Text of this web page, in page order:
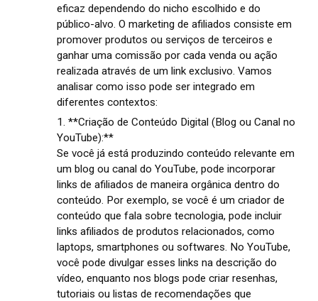
eficaz dependendo do nicho escolhido e do
público-alvo. O marketing de afiliados consiste em
promover produtos ou serviços de terceiros e
ganhar uma comissão por cada venda ou ação
realizada através de um link exclusivo. Vamos
analisar como isso pode ser integrado em
diferentes contextos:
1. **Criação de Conteúdo Digital (Blog ou Canal no
YouTube):**
Se você já está produzindo conteúdo relevante em
um blog ou canal do YouTube, pode incorporar
links de afiliados de maneira orgânica dentro do
conteúdo. Por exemplo, se você é um criador de
conteúdo que fala sobre tecnologia, pode incluir
links afiliados de produtos relacionados, como
laptops, smartphones ou softwares. No YouTube,
você pode divulgar esses links na descrição do
vídeo, enquanto nos blogs pode criar resenhas,
tutoriais ou listas de recomendações que